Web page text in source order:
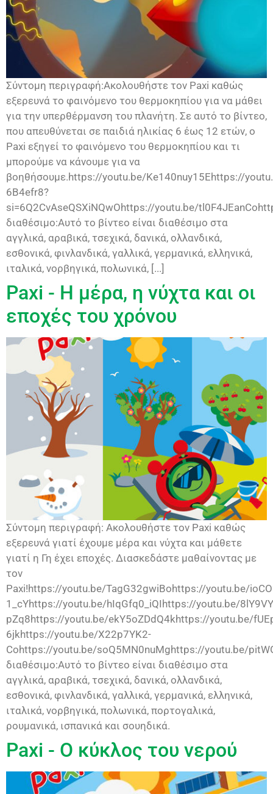
Σύντομη περιγραφή:Ακολουθήστε τον Paxi καθώς
εξερευνά το φαινόμενο του θερμοκηπίου για να μάθει
για την υπερθέρμανση του πλανήτη. Σε αυτό το βίντεο,
που απευθύνεται σε παιδιά ηλικίας 6 έως 12 ετών, ο
Paxi εξηγεί το φαινόμενο του θερμοκηπίου και τι
μπορούμε να κάνουμε για να
βοηθήσουμε.https://youtu.be/Ke140nuy15Ehttps://
6B4efr8?
si=6Q2CvAseQSXiNQwOhttps://youtu.be/
διαθέσιμο:Αυτό το βίντεο είναι διαθέσιμο στα
αγγλικά, αραβικά, τσεχικά, δανικά, ολλανδικά,
εσθονικά, φινλανδικά, γαλλικά, γερμανικά, ελληνικά,
ιταλικά, νορβηγικά, πολωνικά, [...]
Paxi - Η μέρα, η νύχτα και οι
εποχές του χρόνου
Σύντομη περιγραφή: Ακολουθήστε τον Paxi καθώς
εξερευνά γιατί έχουμε μέρα και νύχτα και μάθετε
γιατί η Γη έχει εποχές. Διασκεδάστε μαθαίνοντας με
τον
Paxi!https://youtu.be/TagG32gwiBohttps://youtu.be/
1_cYhttps://youtu.be/hIqGfq0_iQIhttps://youtu.be/
pZq8https://youtu.be/ekY5oZDdQ4khttps://youtu.be/
6jkhttps://youtu.be/X22p7YK2-
Cohttps://youtu.be/soQ5MN0nuMghttps://youtu.be/
διαθέσιμο:Αυτό το βίντεο είναι διαθέσιμο στα
αγγλικά, αραβικά, τσεχικά, δανικά, ολλανδικά,
εσθονικά, φινλανδικά, γαλλικά, γερμανικά, ελληνικά,
ιταλικά, νορβηγικά, πολωνικά, πορτογαλικά,
ρουμανικά, ισπανικά και σουηδικά.
Paxi - Ο κύκλος του νερού